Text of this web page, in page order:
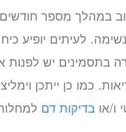
במהלך מספר
לעיתים יופיע
בתסמינים יש
כמו כן ייתכן
ו/או בדיקות דם